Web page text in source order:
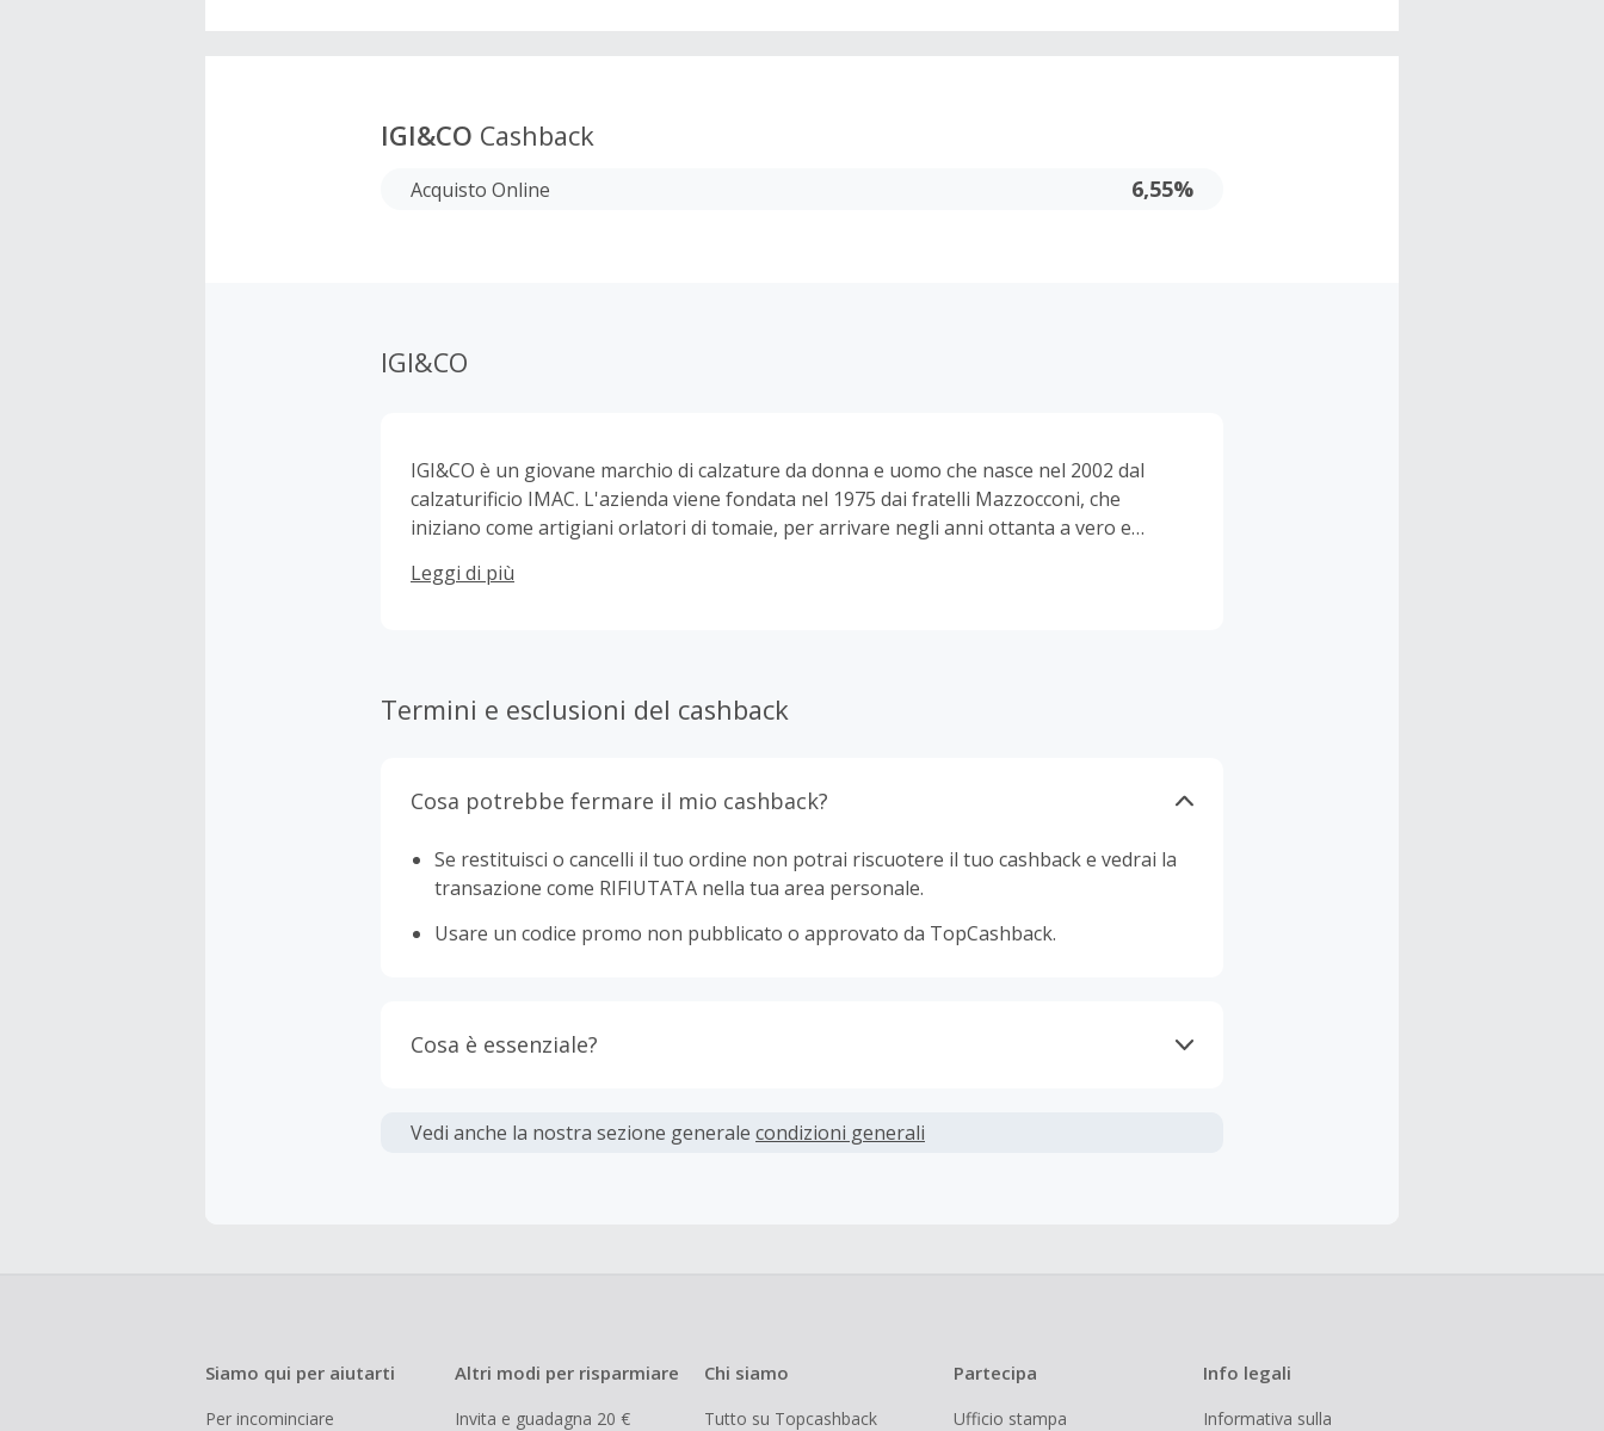
IGI&CO Cashback
Acquisto Online 6,55%
IGI&CO
IGI&CO è un giovane marchio di calzature da donna e uomo che nasce nel 2002 dal
calzaturificio IMAC. L'azienda viene fondata nel 1975 dai fratelli Mazzocconi, che
iniziano come artigiani orlatori di tomaie, per arrivare negli anni ottanta a vero e
Leggi di più
Termini e esclusioni del cashback
Cosa potrebbe fermare il mio cashback?
Se restituisci o cancelli il tuo ordine non potrai riscuotere il tuo cashback e vedrai la
transazione come RIFIUTATA nella tua area personale.
Usare un codice promo non pubblicato o approvato da TopCashback.
Cosa è essenziale?
La maggior parte dei rivenditori determina l'importo del cashback escludendo le
Vedi anche la nostra sezione generale condizioni generali
Siamo qui per aiutarti
Per incominciare
Altri modi per risparmiare
Invita e guadagna 20 €
Chi siamo
Tutto su Topcashback
Partecipa
Ufficio stampa
Info legali
Informativa sulla